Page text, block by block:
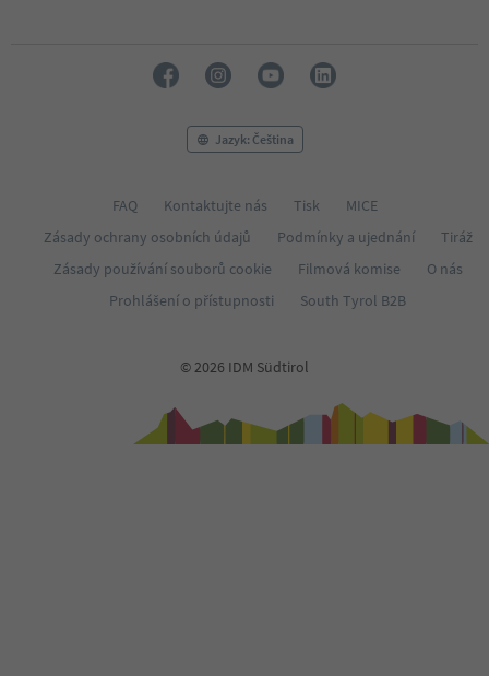
Jazyk: Čeština
FAQ Kontaktujte nás Tisk
MICE
Zásady ochrany osobních údajů
Podmínky a ujednání
Tiráž
Zásady používání souborů cookie
Filmová komise
O nás
Prohlášení o přístupnosti
South Tyrol B2B
© 2026 IDM Südtirol